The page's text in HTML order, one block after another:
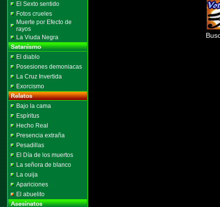
El Sexto sentido
Fotos crueles
Muerte por Efecto de
rayos
La Viuda Negra
El diablo
Posesiones demoniacas
La Cruz Invertida
Exorcismo
Bajo la cama
Espíritus
Hecho Real
Presencia extraña
Pesadillas
El Día de los muertos
La señora de blanco
La ouija
Apariciones
El abuelito